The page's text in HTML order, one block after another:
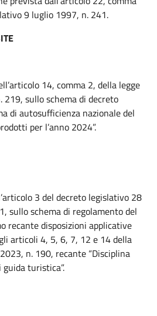
9 luglio 1997, n. 241.
14, comma 2, della legge
sullo schema di decreto
di autosufficienza nazionale del
per l’anno 2024”.
3 del decreto legislativo 28
sullo schema di regolamento del
recante disposizioni applicative
articoli 4, 5, 6, 7, 12 e 14 della
n. 190, recante “Disciplina
turistica”.